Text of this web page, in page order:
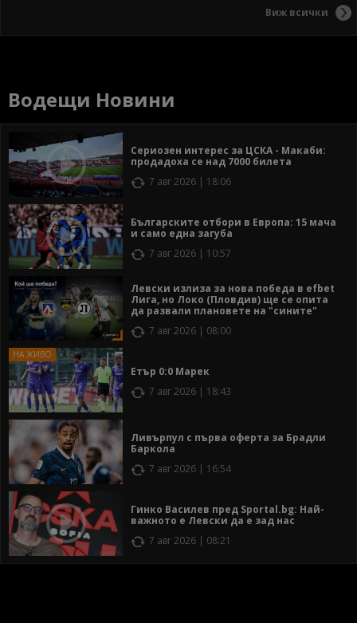
Виж всички
Водещи Новини
Сериозен интерес за ЦСКА - Макаби:
продадоха се над 7000 билета
7 авг 2026 | 18:06
Българските отбори в Европа: 15 мача
и само една загуба
7 авг 2026 | 10:57
Левски излиза за нова победа в efbet
Лига, но Локо (Пловдив) ще се опита
да развали плановете на "сините"
7 авг 2026 | 08:00
Етър 0:0 Марек
7 авг 2026 | 18:43
Ливърпул с първа оферта за Брадли
Баркола
7 авг 2026 | 16:54
Гинко Василев пред Sportal.bg: Най-
важното е Левски да е зад нас
7 авг 2026 | 08:21